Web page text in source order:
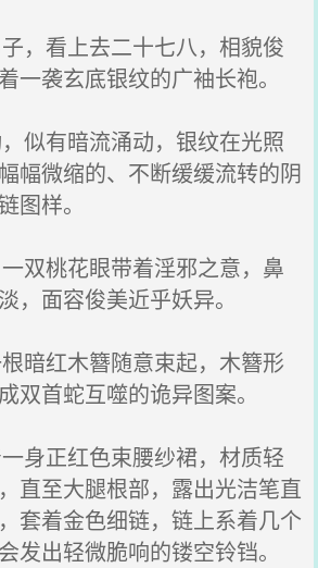
，看上去二十七八，相貌俊
一袭玄底银纹的广袖长袍。
似有暗流涌动，银纹在光照
幅微缩的、不断缓缓流转的阴
图样。
双桃花眼带着淫邪之意，鼻
，面容俊美近乎妖异。
暗红木簪随意束起，木簪形
双首蛇互噬的诡异图案。
身正红色束腰纱裙，材质轻
直至大腿根部，露出光洁笔直
套着金色细链，链上系着几个
发出轻微脆响的镂空铃铛。